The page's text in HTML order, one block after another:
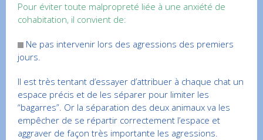
Pour éviter toute malpropreté liée à une anxiété de
cohabitation, il convient de:
Ne pas intervenir lors des agressions des premiers
jours.
Il est très tentant d’essayer d’attribuer à chaque chat un
espace précis et de les séparer pour limiter les
“bagarres”. Or la séparation des deux animaux va les
empêcher de se répartir correctement l’espace et
aggraver de façon très importante les agressions.